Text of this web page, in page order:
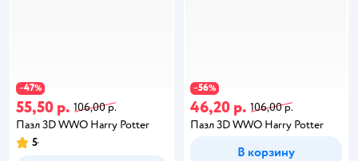
−47%
55,50 р. 106,00 р.
Пазл 3D WWO Harry Potter
5
−56%
46,20 р. 106,00 р.
Пазл 3D WWO Harry Potter
В корзину